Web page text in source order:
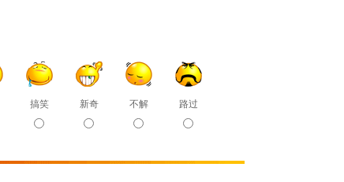
搞笑 新奇 不解 路过